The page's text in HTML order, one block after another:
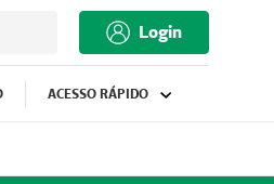
Login
ACESSO RÁPIDO